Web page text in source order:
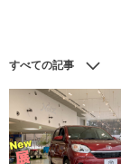
すべての記事